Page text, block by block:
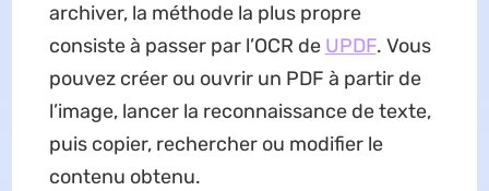
archiver, la méthode la plus propre
consiste à passer par l’OCR de UPDF. Vous
pouvez créer ou ouvrir un PDF à partir de
l’image, lancer la reconnaissance de texte,
puis copier, rechercher ou modifier le
contenu obtenu.